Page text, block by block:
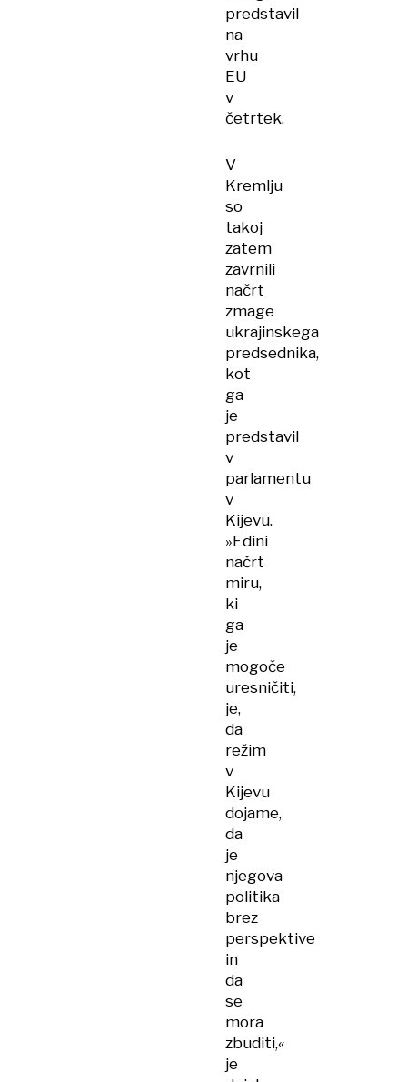
predstavil
na
vrhu
EU
v
četrtek.
V
Kremlju
so
takoj
zatem
zavrnili
načrt
zmage
ukrajinskega
predsednika,
kot
ga
je
predstavil
v
parlamentu
v
Kijevu.
»Edini
načrt
miru,
ki
ga
je
mogoče
uresničiti,
je,
da
režim
v
Kijevu
dojame,
da
je
njegova
politika
brez
perspektive
in
da
se
mora
zbuditi,«
je